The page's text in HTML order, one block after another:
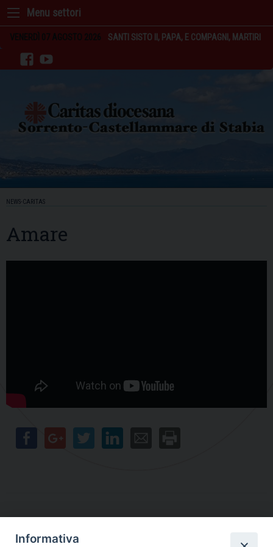
Skip
content
VENERDÌ 07 AGOSTO 2026 SANTI SISTO II, PAPA, E COMPAGNI, MARTIRI
facebookyoutube
NEWS-CARITAS
Amare
Informativa